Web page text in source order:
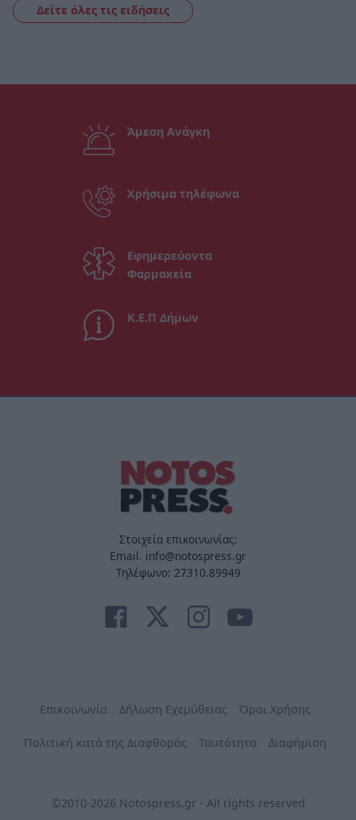
Δείτε όλες τις ειδήσεις
Άμεση Ανάγκη
Χρήσιμα τηλέφωνα
Εφημερεύοντα
Φαρμακεία
Κ.Ε.Π Δήμων
Στοιχεία επικοινωνίας:
Email. info@notospress.gr
Τηλέφωνο: 27310.89949
Επικοινωνία Δήλωση Εχεμύθειας Όροι Χρήσης
Πολιτική κατά της Διαφθοράς Ταυτότητα Διαφήμιση
©2010-2026 Notospress.gr - All rights reserved